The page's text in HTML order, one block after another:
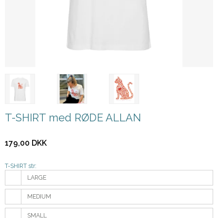
T-SHIRT med RØDE ALLAN
179,00 DKK
T-SHIRT str:
LARGE
MEDIUM
SMALL